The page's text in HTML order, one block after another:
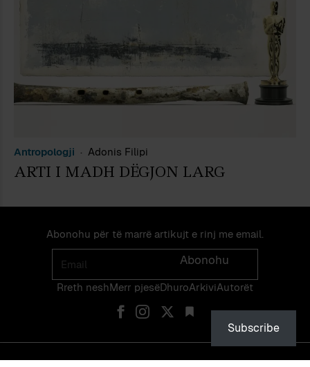
Antropologji Adonis Filipi
ARTI I MADH DËGJON LARG
Abonohu për të marrë artikujt e rinj me email.
Email
Abonohu
Rreth neshMerr pjes​​ë​DhuroArkiviAutorët
Subscribe